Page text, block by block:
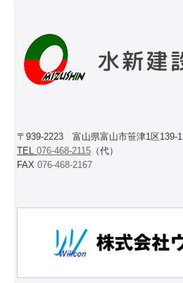
〒939-2223 富山県富山市笹津1区139-1
TEL076-468-2115 （代）
FAX076-468-2167